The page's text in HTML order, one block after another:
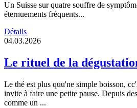
Un Suisse sur quatre souffre de
éternuements fréquents...
Détails
04.03.2026
Le rituel de la
Le thé est plus quu'ne simple boisson,
invite à faire une petite pause. Depuis
comme un ...